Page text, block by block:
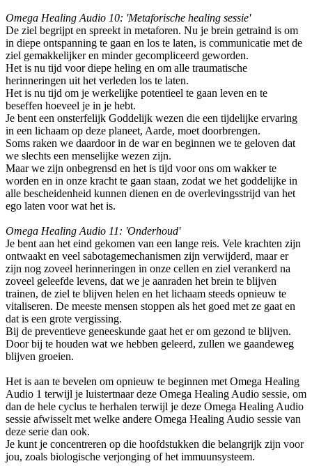
Omega Healing Audio 10: 'Metaforische healing sessie'
De ziel begrijpt en spreekt in metaforen. Nu je brein getraind is om
in diepe ontspanning te gaan en los te laten, is communicatie met de
ziel gemakkelijker en minder gecompliceerd geworden.
Het is nu tijd voor diepe heling en om alle traumatische
herinneringen uit het verleden los te laten.
Het is nu tijd om je werkelijke potentieel te gaan leven en te
beseffen hoeveel je in je hebt.
Je bent een onsterfelijk Goddelijk wezen die een tijdelijke ervaring
in een lichaam op deze planeet, Aarde, moet doorbrengen.
Soms raken we daardoor in de war en beginnen we te geloven dat
we slechts een menselijke wezen zijn.
Maar we zijn onbegrensd en het is tijd voor ons om wakker te
worden en in onze kracht te gaan staan, zodat we het goddelijke in
alle bescheidenheid kunnen dienen en de overlevingsstrijd van het
ego laten voor wat het is.
Omega Healing Audio 11: 'Onderhoud'
Je bent aan het eind gekomen van een lange reis. Vele krachten zijn
ontwaakt en veel sabotagemechanismen zijn verwijderd, maar er
zijn nog zoveel herinneringen in onze cellen en ziel verankerd na
zoveel geleefde levens, dat we je aanraden het brein te blijven
trainen, de ziel te blijven helen en het lichaam steeds opnieuw te
vitaliseren. De meeste mensen stoppen als het goed met ze gaat en
dat is een grote vergissing.
Bij de preventieve geneeskunde gaat het er om gezond te blijven.
Door bij te houden wat we hebben geleerd, zullen we gaandeweg
blijven groeien.
Het is aan te bevelen om opnieuw te beginnen met Omega Healing
Audio 1 terwijl je luistertnaar deze Omega Healing Audio sessie, om
dan de hele cyclus te herhalen terwijl je deze Omega Healing Audio
sessie afwisselt met welke andere Omega Healing Audio sessie van
deze serie dan ook.
Je kunt je concentreren op die hoofdstukken die belangrijk zijn voor
jou, zoals biologische verjonging of het immuunsysteem.